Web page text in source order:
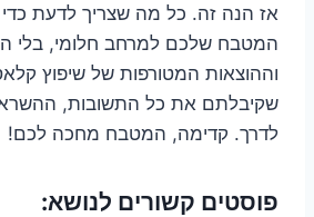
אז הנה זה. כל מה שצריך לדעת
המטבח שלכם למרחב חלומי, בלי
וההוצאות המטורפות של שיפוץ
שקיבלתם את כל התשובות,
לדרך. קדימה, המטבח מחכה לכם!
פוסטים קשורים לנושא: